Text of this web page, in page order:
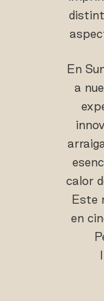
En
a
calor
Este
en